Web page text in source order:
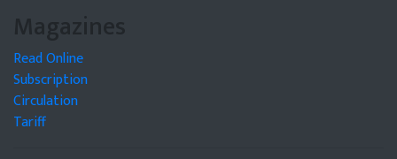
Magazines
Read Online
Subscription
Circulation
Tariff